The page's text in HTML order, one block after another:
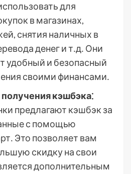
для
в магазинах,
снятия наличных в
денег и т․д․ Они
удобный и безопасный
своими финансами․
кэшбэка⁚
предлагают кэшбэк за
с помощью
Это позволяет вам
скидку на свои
дополнительным